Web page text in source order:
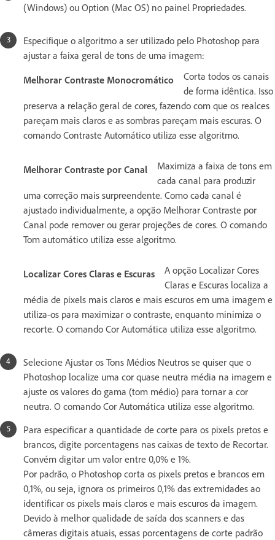
(Windows) ou Option (Mac OS) no painel Propriedades.
Especifique o algoritmo a ser utilizado pelo Photoshop para
ajustar a faixa geral de tons de uma imagem:
Melhorar Contraste Monocromático
Corta todos os canais
de forma idêntica. Isso
preserva a relação geral de cores, fazendo com que os realces
pareçam mais claros e as sombras pareçam mais escuras. O
comando Contraste Automático utiliza esse algoritmo.
Melhorar Contraste por Canal
Maximiza a faixa de tons em
cada canal para produzir
uma correção mais surpreendente. Como cada canal é
ajustado individualmente, a opção Melhorar Contraste por
Canal pode remover ou gerar projeções de cores. O comando
Tom automático utiliza esse algoritmo.
Localizar Cores Claras e Escuras
A opção Localizar Cores
Claras e Escuras localiza a
média de pixels mais claros e mais escuros em uma imagem e
utiliza-os para maximizar o contraste, enquanto minimiza o
recorte. O comando Cor Automática utiliza esse algoritmo.
Selecione Ajustar os Tons Médios Neutros se quiser que o
Photoshop localize uma cor quase neutra média na imagem e
ajuste os valores do gama (tom médio) para tornar a cor
neutra. O comando Cor Automática utiliza esse algoritmo.
Para especificar a quantidade de corte para os pixels pretos e
brancos, digite porcentagens nas caixas de texto de Recortar.
Convém digitar um valor entre 0,0% e 1%.
Por padrão, o Photoshop corta os pixels pretos e brancos em
0,1%, ou seja, ignora os primeiros 0,1% das extremidades ao
identificar os pixels mais claros e mais escuros da imagem.
Devido à melhor qualidade de saída dos scanners e das
câmeras digitais atuais, essas porcentagens de corte padrão